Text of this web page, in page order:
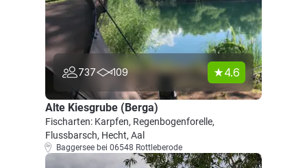
737 109 4.6
Alte Kiesgrube (Berga)
Fischarten: Karpfen, Regenbogenforelle,
Flussbarsch, Hecht, Aal
Baggersee bei 06548 Rottleberode